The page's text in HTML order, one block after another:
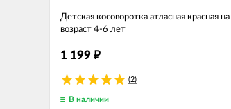
Детская косоворотка атласная красная на
возраст 4-6 лет
1 199 ₽
(2)
В наличии